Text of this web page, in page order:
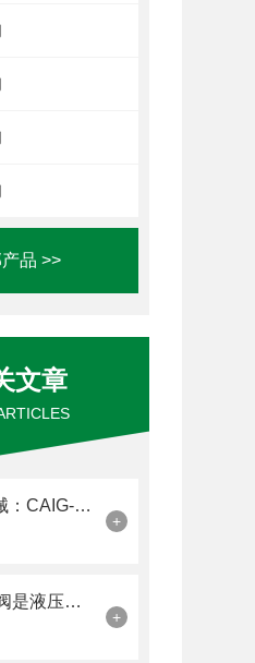
品 >>
文章
上海然海液压机械：CAIG-LGN抗衡阀的品质之选——实测数据解析
+
CBEA-LHN抗衡阀是液压系统中的平衡卫士
+